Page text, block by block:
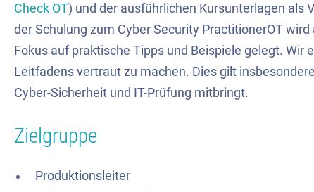
Check OT) und der ausführlichen Kursunterlagen als
der Schulung zum Cyber Security PractitionerOT wird
Fokus auf praktische Tipps und Beispiele gelegt. Wir
Leitfadens vertraut zu machen. Dies gilt
Cyber-Sicherheit und IT-Prüfung mitbringt.
Zielgruppe
Produktionsleiter